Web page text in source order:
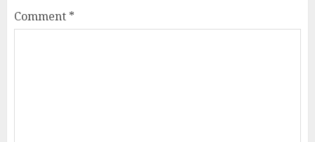
Comment *